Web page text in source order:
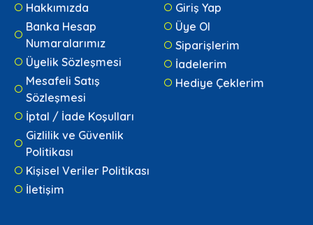
Hakkımızda
Banka Hesap
Numaralarımız
Üyelik Sözleşmesi
Mesafeli Satış
Sözleşmesi
İptal / İade Koşulları
Gizlilik ve Güvenlik
Politikası
Kişisel Veriler Politikası
İletişim
Giriş Yap
Üye Ol
Siparişlerim
İadelerim
Hediye Çeklerim